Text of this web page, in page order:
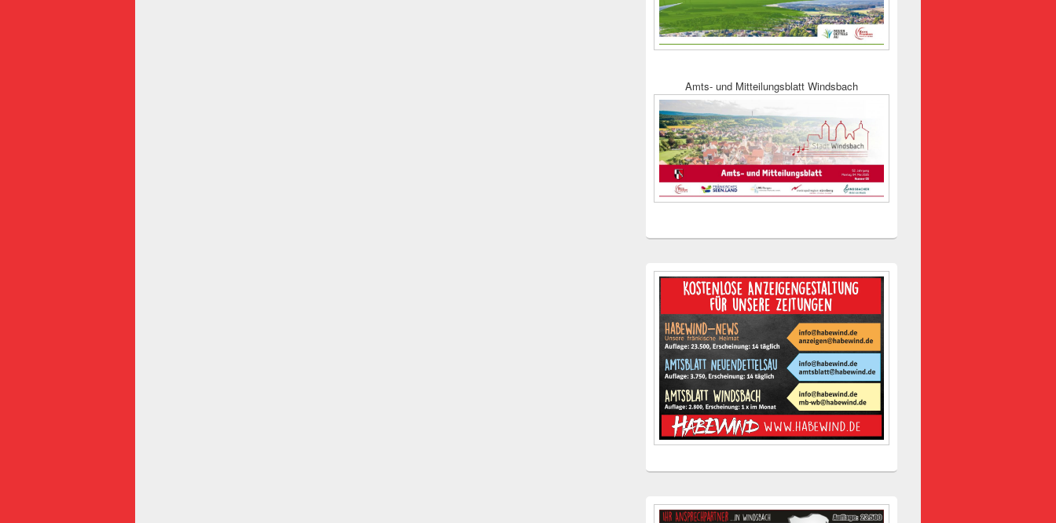
Amts- und Mitteilungsblatt Windsbach